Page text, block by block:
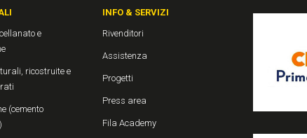
e
ricostruite e
(cemento
INFO & SERVIZI
Rivenditori
Assistenza
Progetti
Press area
Fila Academy